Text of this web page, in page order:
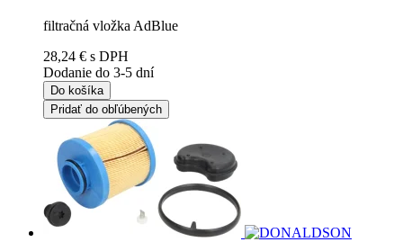
filtračná vložka AdBlue
28,24 € s DPH
Dodanie do 3-5 dní
Do košíka
Pridať do obľúbených